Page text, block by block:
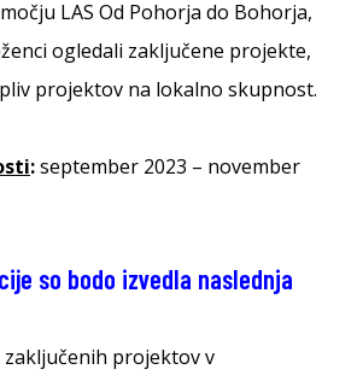
LAS Od Pohorja do Bohorja,
ogledali zaključene projekte,
projektov na lokalno skupnost.
:september 2023 – november
so bodo izvedla naslednja
projektov v